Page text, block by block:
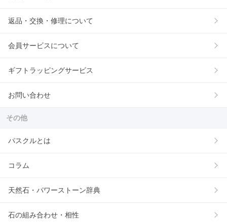
返品・交換・修理について
会員サービスについて
ギフトラッピングサービス
お問い合わせ
その他
パスクルとは
コラム
天然石・パワーストーン辞典
石の組み合わせ・相性